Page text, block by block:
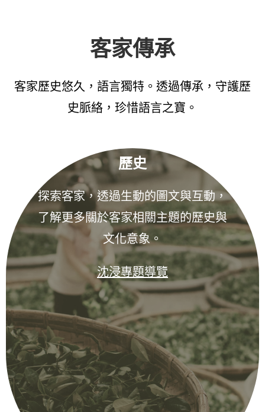
客家傳承
客家歷史悠久，語言獨特。透過傳承，守護歷
史脈絡，珍惜語言之寶。
歷史
探索客家，透過生動的圖文與互動，
了解更多關於客家相關主題的歷史與
文化意象。
沈浸專題導覽